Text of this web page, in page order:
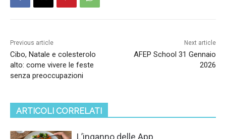
Previous article
Cibo, Natale e colesterolo
alto: come vivere le feste
senza preoccupazioni
Next article
AFEP School 31 Gennaio
2026
ARTICOLI CORRELATI
L’inganno delle App